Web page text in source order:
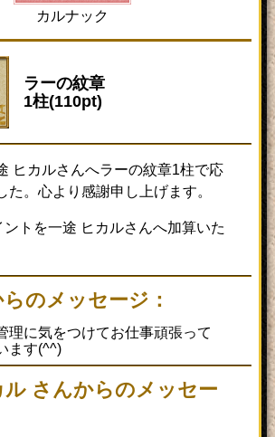
カルナック
ラーの紋章
1柱(110pt)
ヒカルさんへラーの紋章1柱で応
た。心より感謝申し上げます。
ントを一途 ヒカルさんへ加算いた
のメッセージ：
理に気をつけてお仕事頑張って
ます(^^)
ル さんからのメッセー